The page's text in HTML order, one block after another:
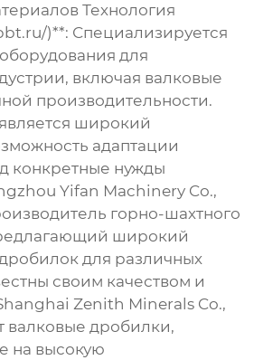
Технология
)**: Специализируется
для
включая валковые
производительности.
широкий
адаптации
конкретные нужды
Yifan Machinery Co.,
горно-шахтного
широкий
для различных
своим качеством и
Zenith Minerals Co.,
валковые дробилки,
на высокую